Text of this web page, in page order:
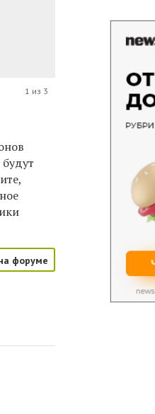
1 из 3
форуме